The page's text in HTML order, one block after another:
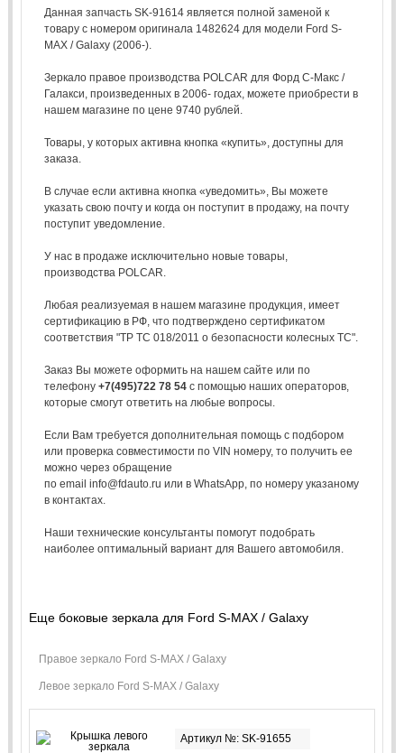
Данная запчасть SK-91614 является полной заменой к
товару с номером оригинала 1482624 для модели Ford S-
MAX / Galaxy (2006-).
Зеркало правое производства POLCAR для Форд С-Макс /
Галакси, произведенных в 2006- годах, можете приобрести в
нашем магазине по цене 9740 рублей.
Товары, у которых активна кнопка «купить», доступны для
заказа.
В случае если активна кнопка «уведомить», Вы можете
указать свою почту и когда он поступит в продажу, на почту
поступит уведомление.
У нас в продаже исключительно новые товары,
производства POLCAR.
Любая реализуемая в нашем магазине продукция, имеет
сертификацию в РФ, что подтверждено сертификатом
соответствия "ТР ТС 018/2011 о безопасности колесных ТС".
Заказ Вы можете оформить на нашем сайте или по
телефону +7(495)722 78 54с помощью наших операторов,
которые смогут ответить на любые вопросы.
Если Вам требуется дополнительная помощь с подбором
или проверка совместимости по VIN номеру, то получить ее
можно через обращение
по email info@fdauto.ru или в WhatsApp, по номеру указаному
в контактах.
Наши технические консультанты помогут подобрать
наиболее оптимальный вариант для Вашего автомобиля.
Еще боковые зеркала для Ford S-MAX / Galaxy
Правое зеркало Ford S-MAX / Galaxy
Левое зеркало Ford S-MAX / Galaxy
Артикул №: SK-91655